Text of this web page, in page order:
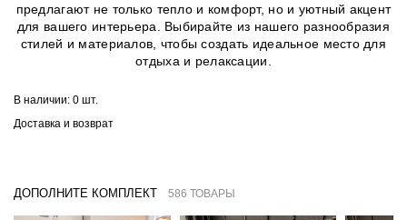
предлагают не только тепло и комфорт, но и уютный акцент
для вашего интерьера. Выбирайте из нашего разнообразия
стилей и материалов, чтобы создать идеальное место для
отдыха и релаксации.
В наличии: 0 шт.
Доставка и возврат
ДОПОЛНИТЕ КОМПЛЕКТ 586 ТОВАРЫ